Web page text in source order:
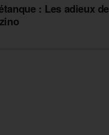
: Les adieux de